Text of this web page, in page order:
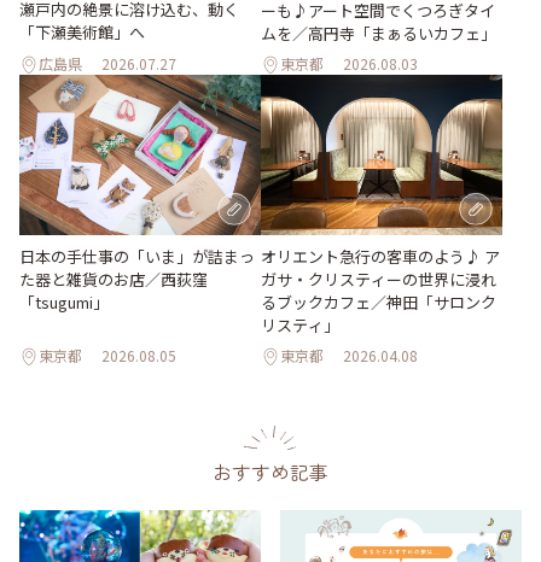
瀬戸内の絶景に溶け込む、動く
「下瀬美術館」へ
広島県 2026.07.27
ーも♪アート空間でくつろぎタイ
ムを／高円寺「まぁるいカフェ」
東京都 2026.08.03
日本の手仕事の「いま」が詰まっ
た器と雑貨のお店／西荻窪
「tsugumi」
東京都 2026.08.05
オリエント急行の客車のよう♪ ア
ガサ・クリスティーの世界に浸れ
るブックカフェ／神田「サロンク
リスティ」
東京都 2026.04.08
おすすめ記事